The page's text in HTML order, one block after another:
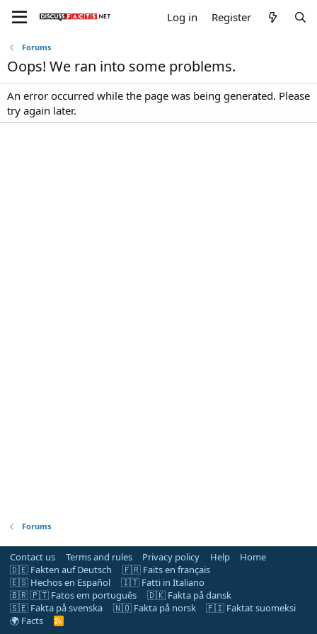
Log in Register
Forums
Oops! We ran into some problems.
An error occurred while the page was being generated. Please
try again later.
Forums
Contact us Terms and rules Privacy policy Help
Home
🇩🇪 Fakten auf Deutsch
🇫🇷 Faits en français
🇪🇸 Hechos en Español
🇮🇹 Fatti in Italiano
🇧🇷 🇵🇹 Fatos em português
🇩🇰 Fakta på dansk
🇸🇪 Fakta på svenska
🇳🇴 Fakta på norsk
🇫🇮 Faktat suomeksi
🌍 Facts
R